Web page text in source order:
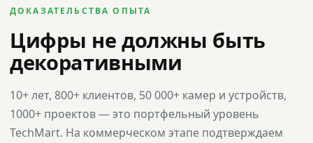
ДОКАЗАТЕЛЬСТВА ОПЫТА
Цифры не должны быть
декоративными
10+ лет, 800+ клиентов, 50 000+ камер и устройств,
1000+ проектов — это портфельный уровень
TechMart. На коммерческом этапе подтверждаем